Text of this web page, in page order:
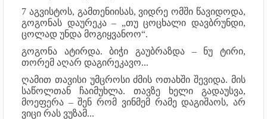
7 აგვისტოს, გამთენიისას, ვიდრე ომში წავიდოდა,
გოგონას დაურეკა – „თუ ცოცხალი დავბრუნდი,
ცოლად უნდა მოგიყვანოო“.
გოგონა ატირდა. ბიჭი გაუბრაზდა – ნუ ტირი,
თორემ აღარ დაგირეკავო...
ღამით თავისი უმცროსი ძმის ოთახში შევიდა. მის
საწოლთან ჩაიმუხლა. თავზე ხელი გადაუსვა,
მოეფერა – შენ რომ ვინმემ რამე დაგიშაოს, არ
ვიცი რას ვუზამ...